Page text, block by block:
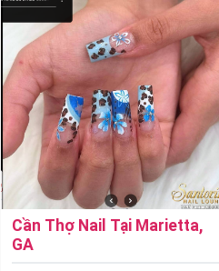
Cần Thợ Nail Tại Marietta,
GA